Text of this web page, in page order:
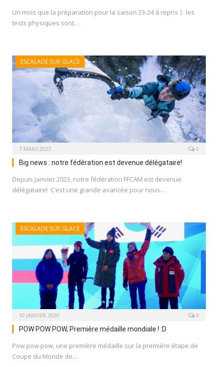
Un mois que la préparation pour la saison 23-24 à repris 》les
tests physiques sont…
ESCALADE SUR GLACE
7 MARS 2023 0
Big news : notre fédération est devenue délégataire!
Depuis Janvier 2023, notre fédération FFCAM est devenue
délégataire! C’est une grande avancée pour nous…
ESCALADE SUR GLACE
10 JANVIER 2020 0
POW POW POW, Première médaille mondiale ! :D
Pow pow pow, une première médaille sur la première étape de
Coupe du Monde de…